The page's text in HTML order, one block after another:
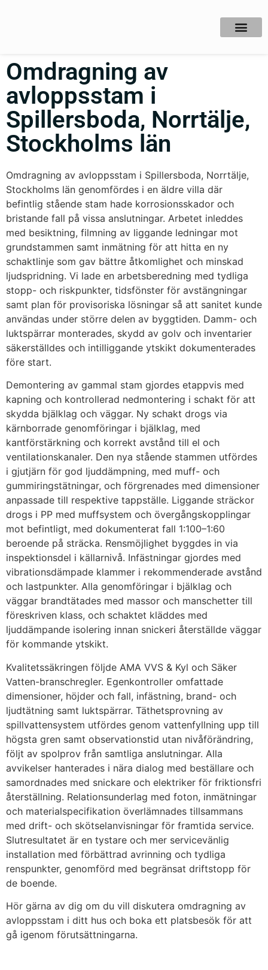
Omdragning av
avloppsstam i
Spillersboda, Norrtälje,
Stockholms län
Omdragning av avloppsstam i Spillersboda, Norrtälje,
Stockholms län genomfördes i en äldre villa där
befintlig stående stam hade korrosionsskador och
bristande fall på vissa anslutningar. Arbetet inleddes
med besiktning, filmning av liggande ledningar mot
grundstammen samt inmätning för att hitta en ny
schaktlinje som gav bättre åtkomlighet och minskad
ljudspridning. Vi lade en arbetsberedning med tydliga
stopp- och riskpunkter, tidsfönster för avstängningar
samt plan för provisoriska lösningar så att sanitet kunde
användas under större delen av byggtiden. Damm- och
luktspärrar monterades, skydd av golv och inventarier
säkerställdes och intilliggande ytskikt dokumenterades
före start.
Demontering av gammal stam gjordes etappvis med
kapning och kontrollerad nedmontering i schakt för att
skydda bjälklag och väggar. Ny schakt drogs via
kärnborrade genomföringar i bjälklag, med
kantförstärkning och korrekt avstånd till el och
ventilationskanaler. Den nya stående stammen utfördes
i gjutjärn för god ljuddämpning, med muff- och
gummiringstätningar, och förgrenades med dimensioner
anpassade till respektive tappställe. Liggande sträckor
drogs i PP med muffsystem och övergångskopplingar
mot befintligt, med dokumenterat fall 1:100–1:60
beroende på sträcka. Rensmöjlighet byggdes in via
inspektionsdel i källarnivå. Infästningar gjordes med
vibrationsdämpade klammer i rekommenderade avstånd
och lastpunkter. Alla genomföringar i bjälklag och
väggar brandtätades med massor och manschetter till
föreskriven klass, och schaktet kläddes med
ljuddämpande isolering innan snickeri återställde väggar
för kommande ytskikt.
Kvalitetssäkringen följde AMA VVS & Kyl och Säker
Vatten-branschregler. Egenkontroller omfattade
dimensioner, höjder och fall, infästning, brand- och
ljudtätning samt luktspärrar. Täthetsprovning av
spillvattensystem utfördes genom vattenfyllning upp till
högsta gren samt observationstid utan nivåförändring,
följt av spolprov från samtliga anslutningar. Alla
avvikelser hanterades i nära dialog med beställare och
samordnades med snickare och elektriker för friktionsfri
återställning. Relationsunderlag med foton, inmätningar
och materialspecifikation överlämnades tillsammans
med drift- och skötselanvisningar för framtida service.
Slutresultatet är en tystare och mer servicevänlig
installation med förbättrad avrinning och tydliga
renspunkter, genomförd med begränsat driftstopp för
de boende.
Hör gärna av dig om du vill diskutera omdragning av
avloppsstam i ditt hus och boka ett platsbesök för att
gå igenom förutsättningarna.